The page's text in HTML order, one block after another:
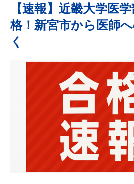
【速報】近畿大学医
格！新宮市から医師
く